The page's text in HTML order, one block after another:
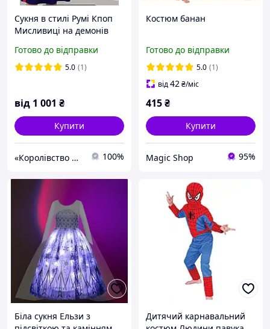
Сукня в стилі Румі Кпоп
Мисливиці на демонів
Готово до відправки
5.0 (1)
від 1 001 ₴
Купити
«Королівство принцес Валерії» 100%
Костюм банан
Готово до відправки
5.0 (1)
від42₴/міс
415₴
Купити
Magiс Shop 95%
Біла сукня Ельзи з
Дитячий карнавальний